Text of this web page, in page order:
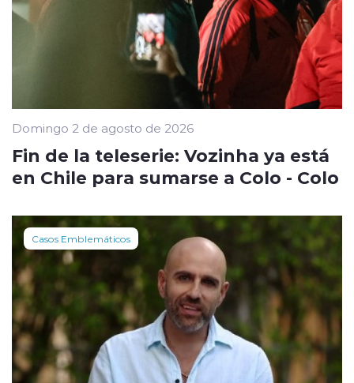
Domingo 2 de agosto de 2026
Fin de la teleserie: Vozinha ya está
en Chile para sumarse a Colo - Colo
Casos Emblemáticos